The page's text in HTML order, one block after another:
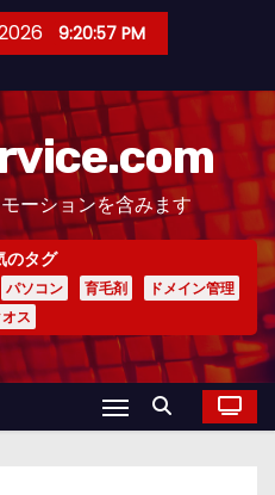
9:20:58 PM
ーションを含みます
のタグ
パソコン 育毛剤
ドメイン管理
ス